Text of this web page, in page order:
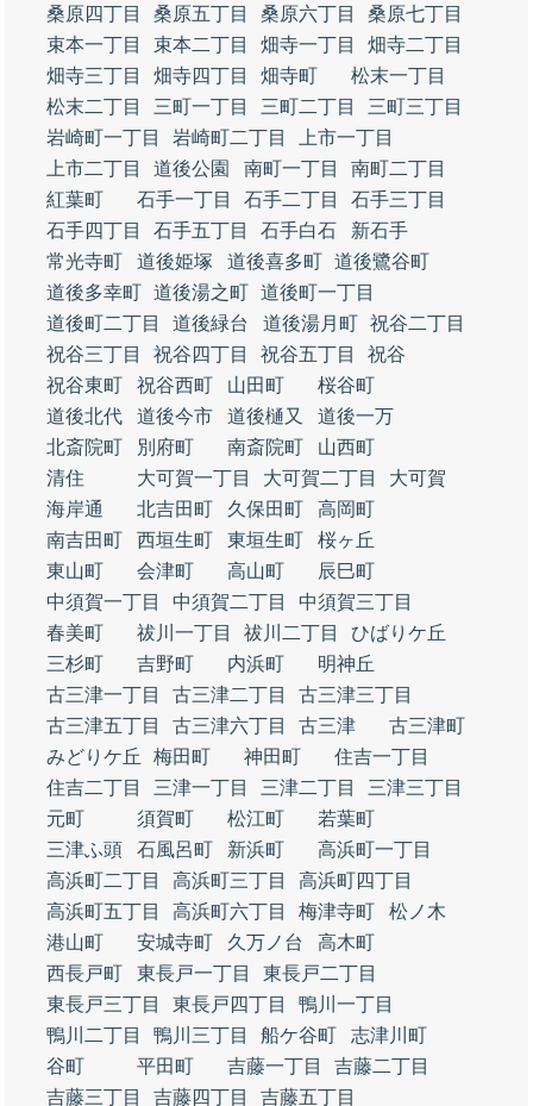
桑原四丁目
桑原五丁目 桑原六丁目
桑原七丁目
束本一丁目
束本二丁目 畑寺一丁目
畑寺二丁目
畑寺三丁目
畑寺四丁目 畑寺町
松末一丁目
松末二丁目
三町一丁目 三町二丁目
三町三丁目
岩崎町一丁目
岩崎町二丁目
上市一丁目
上市二丁目
道後公園 南町一丁目
南町二丁目
紅葉町
石手一丁目 石手二丁目
石手三丁目
石手四丁目
石手五丁目 石手白石
新石手
常光寺町
道後姫塚 道後喜多町 道後鷺谷町
道後多幸町 道後湯之町 道後町一丁目
道後町二丁目
道後緑台 道後湯月町 祝谷二丁目
祝谷三丁目
祝谷四丁目 祝谷五丁目
祝谷
祝谷東町
祝谷西町 山田町
桜谷町
道後北代
道後今市 道後樋又
道後一万
北斎院町
別府町 南斎院町
山西町
清住
大可賀一丁目 大可賀二丁目
大可賀
海岸通
北吉田町 久保田町
高岡町
南吉田町
西垣生町 東垣生町
桜ヶ丘
東山町
会津町 高山町
辰巳町
中須賀一丁目
中須賀二丁目
中須賀三丁目
春美町
祓川一丁目 祓川二丁目
ひばりケ丘
三杉町
吉野町 内浜町
明神丘
古三津一丁目
古三津二丁目
古三津三丁目
古三津五丁目
古三津六丁目 古三津
古三津町
みどりケ丘
梅田町 神田町
住吉一丁目
住吉二丁目
三津一丁目 三津二丁目
三津三丁目
元町
須賀町 松江町
若葉町
三津ふ頭
石風呂町 新浜町
高浜町一丁目
高浜町二丁目
高浜町三丁目
高浜町四丁目
高浜町五丁目
高浜町六丁目 梅津寺町
松ノ木
港山町
安城寺町 久万ノ台
高木町
西長戸町
東長戸一丁目
東長戸二丁目
東長戸三丁目
東長戸四丁目
鴨川一丁目
鴨川二丁目
鴨川三丁目 船ケ谷町
志津川町
谷町
平田町 吉藤一丁目
吉藤二丁目
吉藤三丁目
吉藤四丁目 吉藤五丁目